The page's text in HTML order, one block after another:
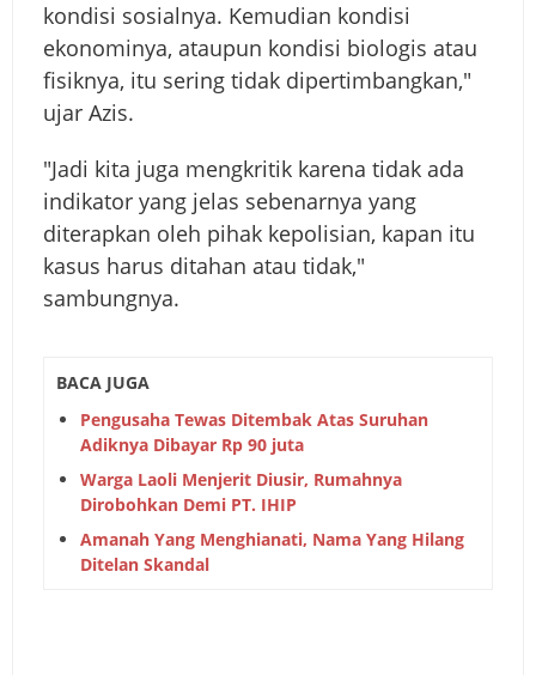
kondisi sosialnya. Kemudian kondisi
ekonominya, ataupun kondisi biologis atau
fisiknya, itu sering tidak dipertimbangkan,"
ujar Azis.
"Jadi kita juga mengkritik karena tidak ada
indikator yang jelas sebenarnya yang
diterapkan oleh pihak kepolisian, kapan itu
kasus harus ditahan atau tidak,"
sambungnya.
BACA JUGA
Pengusaha Tewas Ditembak Atas Suruhan
Adiknya Dibayar Rp 90 juta
Warga Laoli Menjerit Diusir, Rumahnya
Dirobohkan Demi PT. IHIP
Amanah Yang Menghianati, Nama Yang Hilang
Ditelan Skandal